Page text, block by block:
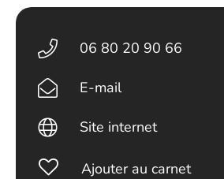
06 80 20 90 66
E-mail
Site internet
Ajouter au carnet